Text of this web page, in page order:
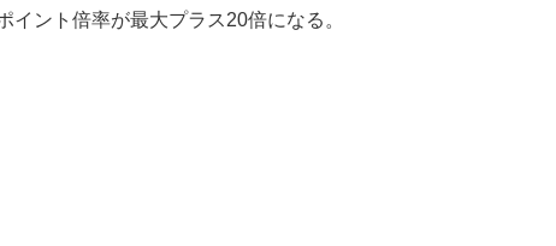
イント倍率が最大プラス20倍になる。